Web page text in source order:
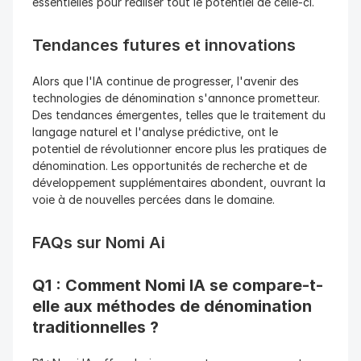
Tendances futures et innovations
Alors que l'IA continue de progresser, l'avenir des
technologies de dénomination s'annonce prometteur.
Des tendances émergentes, telles que le traitement du
langage naturel et l'analyse prédictive, ont le
potentiel de révolutionner encore plus les pratiques de
dénomination. Les opportunités de recherche et de
développement supplémentaires abondent, ouvrant la
voie à de nouvelles percées dans le domaine.
FAQs sur Nomi Ai
Q1 : Comment Nomi IA se compare-t-
elle aux méthodes de dénomination
traditionnelles ?